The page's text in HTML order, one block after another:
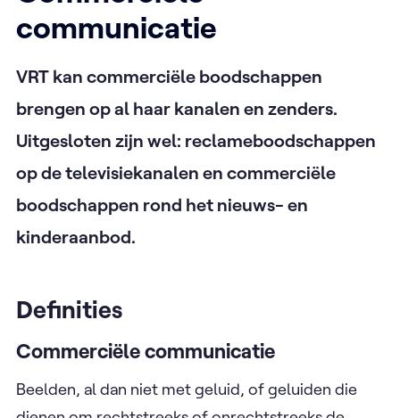
communicatie
VRT kan commerciële boodschappen
brengen op al haar kanalen en zenders.
Uitgesloten zijn wel: reclameboodschappen
op de televisiekanalen en commerciële
boodschappen rond het nieuws- en
kinderaanbod.
Definities
Commerciële communicatie
Beelden, al dan niet met geluid, of geluiden die